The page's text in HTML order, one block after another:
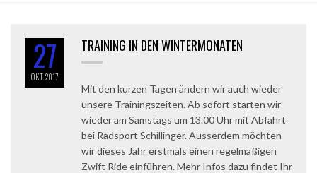
27
OKT.2017
TRAINING IN DEN WINTERMONATEN
Mit den kurzen Tagen ändern wir auch wieder
unsere Trainingszeiten. Ab sofort starten wir
wieder am Samstags um 13.00 Uhr mit Abfahrt
bei Radsport Schillinger. Ausserdem möchten
wir dieses Jahr erstmals einen regelmäßigen
Zwift Ride einführen. Mehr Infos dazu findet Ihr